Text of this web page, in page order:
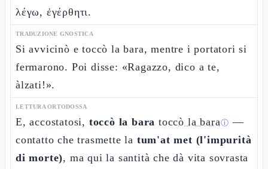
λέγω, ἐγέρθητι.
TRADUZIONE GNOSTICA
Si avvicinò e toccò la bara, mentre i portatori si
fermarono. Poi disse: «Ragazzo, dico a te,
àlzati!».
LETTURA ORTODOSSA
E, accostatosi, toccò la bara toccò la baraⓘ —
contatto che trasmette la tum'at met (l'impurità
di morte), ma qui la santità che dà vita sovrasta